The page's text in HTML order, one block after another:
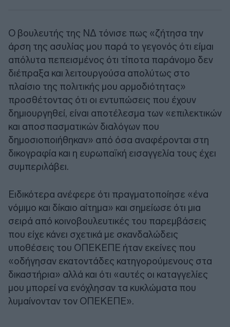
Ο βουλευτής της ΝΔ τόνισε πως «ζήτησα την
άρση της ασυλίας μου παρά το γεγονός ότι είμαι
απόλυτα πεπεισμένος ότι τίποτα παράνομο δεν
διέπραξα και λειτουργούσα απολύτως στο
πλαίσιο της πολιτικής μου αρμοδιότητας»
προσθέτοντας ότι οι εντυπώσεις που έχουν
δημιουργηθεί, είναι αποτέλεσμα των «επιλεκτικών
και αποσπασματικών διαλόγων που
δημοσιοποιήθηκαν» από όσα αναφέρονται στη
δικογραφία και η ευρωπαϊκή εισαγγελία τους έχει
συμπεριλάβει.
Ειδικότερα ανέφερε ότι πραγματοποίησε «ένα
νόμιμο και δίκαιο αίτημα» και σημείωσε ότι μια
σειρά από κοινοβουλευτικές του παρεμβάσεις
που είχε κάνει σχετικά με σκανδαλώδεις
υποθέσεις του ΟΠΕΚΕΠΕ ήταν εκείνες που
«οδήγησαν εκατοντάδες κατηγορούμενους στα
δικαστήρια» αλλά και ότι «αυτές οι καταγγελίες
μου μπορεί να ενόχλησαν τα κυκλώματα που
λυμαίνονταν τον ΟΠΕΚΕΠΕ».